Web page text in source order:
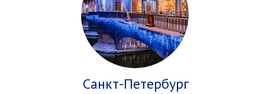
Санкт-Петербург